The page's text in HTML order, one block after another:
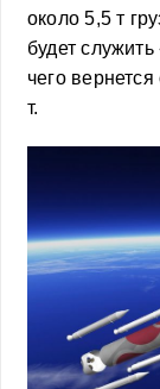
около 5,5 т
будет
чего
т.